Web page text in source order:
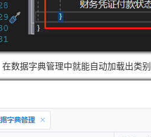
数据字典管理中就能自动加载出类别